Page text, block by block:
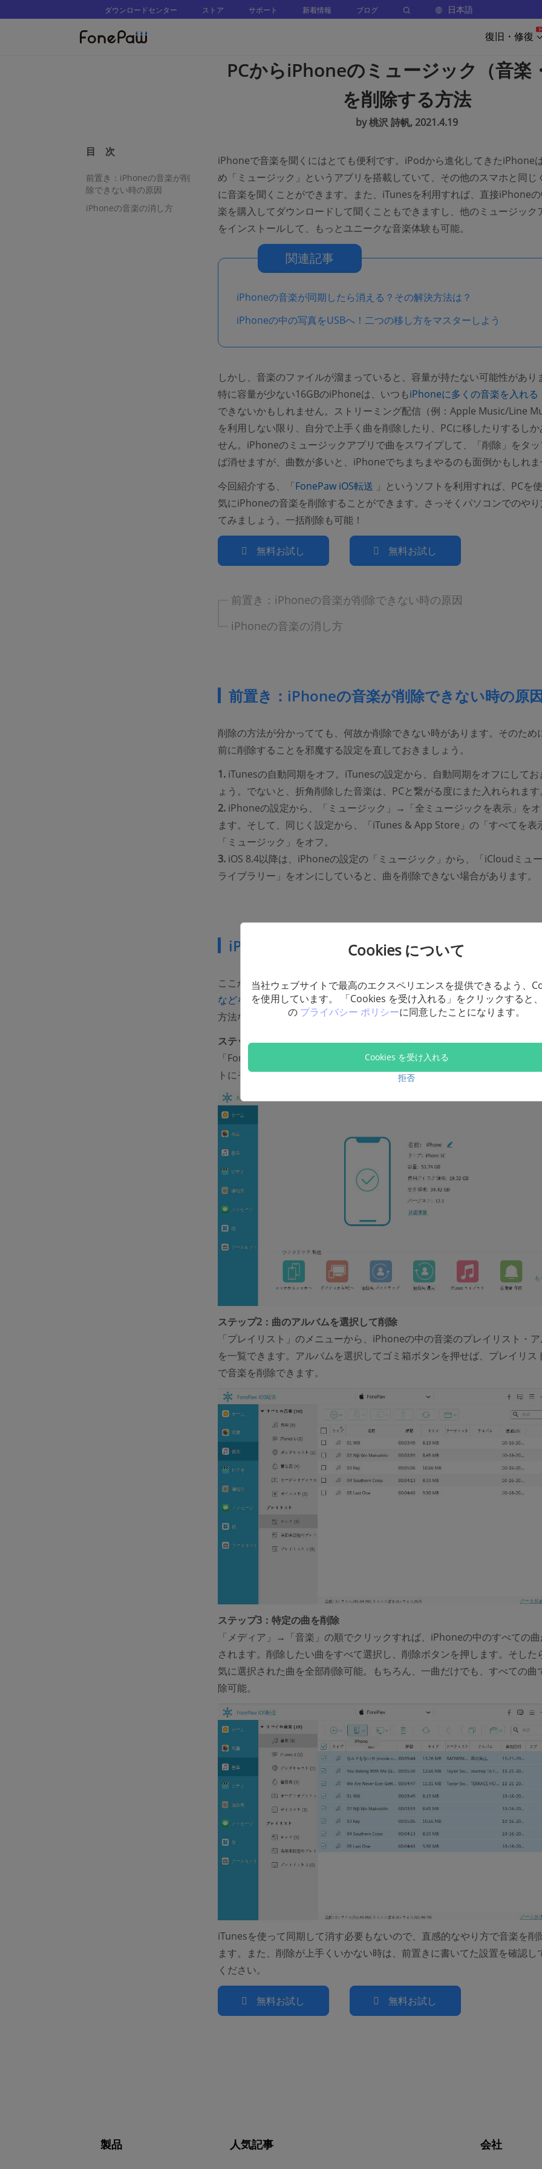
ダウンロードセンター ストア サポート 新着情報 ブログ 日本語
復旧・修復
PCからiPhoneのミュージック（音楽
を削除する方法
by 桃沢 詩帆, 2021.4.19
目 次
前置き：iPhoneの音楽が削
除できない時の原因
iPhoneの音楽の消し方
iPhoneで音楽を聞くにはとても便利です。iPodから進化してきたiPhone
め「ミュージック」というアプリを搭載していて、その他のスマホと同じ
に音楽を聞くことができます。また、iTunesを利用すれば、直接iPhone
楽を購入してダウンロードして聞くこともできますし、他のミュージック
をインストールして、もっとユニークな音楽体験も可能。
関連記事
iPhoneの音楽が同期したら消える？その解決方法は？
iPhoneの中の写真をUSBへ！二つの移し方をマスターしよう
しかし、音楽のファイルが溜まっていると、容量が持たない可能性があり
特に容量が少ない16GBのiPhoneは、いつもiPhoneに多くの音楽を入れる
できないかもしれません。ストリーミング配信（例：Apple Music/Line
を利用しない限り、自分で上手く曲を削除したり、PCに移したりするしか
せん。iPhoneのミュージックアプリで曲をスワイプして、「削除」をタ
ば消せますが、曲数が多いと、iPhoneでちまちまやるのも面倒かもしれま
今回紹介する、「FonePaw iOS転送 (opens new window)
」というソフトを利用すれば、PCを
気にiPhoneの音楽を削除することができます。さっそくパソコンでのや
てみましょう。一括削除も可能！
無料お試し 無料お試し
前置き：iPhoneの音楽が削除できない時の原因
iPhoneの音楽の消し方
前置き：iPhoneの音楽が削除できない時の原
削除の方法が分かってても、何故か削除できない時があります。そのため
前に削除することを邪魔する設定を直しておきましょう。
1.iTunesの自動同期をオフ。iTunesの設定から、自動同期をオフにしてお
ょう。でないと、折角削除した音楽は、PCと繋がる度にまた入れられます。
2.iPhoneの設定から、「ミュージック」→「全ミュージックを表示」をオ
ます。そして、同じく設定から、「iTunes & App Store」の「すべてを表
「ミュージック」をオフ。
3.iOS 8.4以降は、iPhoneの設定の「ミュージック」から、「iCloudミュ
ライブラリー」をオンにしていると、曲を削除できない場合があります。
iPhoneの音楽の消し方
ここから、PCを使って曲を削除する方法を紹介します。曲だけではなく、
などを削除することもできます。「FonePaw iOS転送 (opens new
」というソフトを利
方法なので、まずはこのソフトをパソコンにインストールしましょう。
ステップ1：iPhoneを接続
「FonePaw iOS転送」を起動し、iPhoneを接続します。接続が成功した後
トにそのiPhoneの情報が見れます。
ステップ2：曲のアルバムを選択して削除
「プレイリスト」のメニューから、iPhoneの中の音楽のプレイリスト・
を一覧できます。アルバムを選択してゴミ箱ボタンを押せば、プレイリス
で音楽を削除できます。
ステップ3：特定の曲を削除
「メディア」→「音楽」の順でクリックすれば、iPhoneの中のすべての
されます。削除したい曲をすべて選択し、削除ボタンを押します。そした
気に選択された曲を全部削除可能。もちろん、一曲だけでも、すべての曲
除可能。
iTunesを使って同期して消す必要もないので、直感的なやり方で音楽を削
ます。また、削除が上手くいかない時は、前置きに書いてた設置を確認し
ください。
無料お試し 無料お試し
製品 人気記事 会社
Cookies について
当社ウェブサイトで最高のエクスペリエンスを提供できるよう、
を使用しています。 「Cookies を受け入れる」をクリックすると
の プライバシー ポリシーに同意したことになります。
Cookies を受け入れる
拒否